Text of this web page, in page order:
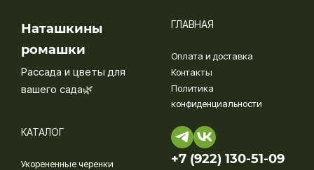
Наташкины
ромашки
Рассада и цветы для
вашего сада🌿
ГЛАВНАЯ
Оплата и доставка
Контакты
Политика
конфиденциальности
КАТАЛОГ
Укорененные черенки
+7 (922) 130-51-09‬